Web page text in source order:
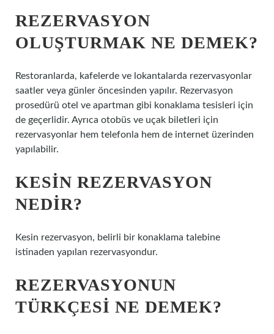
REZERVASYON
OLUŞTURMAK NE DEMEK?
Restoranlarda, kafelerde ve lokantalarda rezervasyonlar
saatler veya günler öncesinden yapılır. Rezervasyon
prosedürü otel ve apartman gibi konaklama tesisleri için
de geçerlidir. Ayrıca otobüs ve uçak biletleri için
rezervasyonlar hem telefonla hem de internet üzerinden
yapılabilir.
KESIN REZERVASYON
NEDIR?
Kesin rezervasyon, belirli bir konaklama talebine
istinaden yapılan rezervasyondur.
REZERVASYONUN
TÜRKÇESI NE DEMEK?